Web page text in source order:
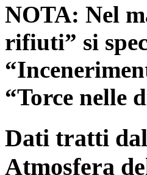
NOTA: Nel
rifiuti” si
“Torce nelle
Dati tratti
Atmosfera